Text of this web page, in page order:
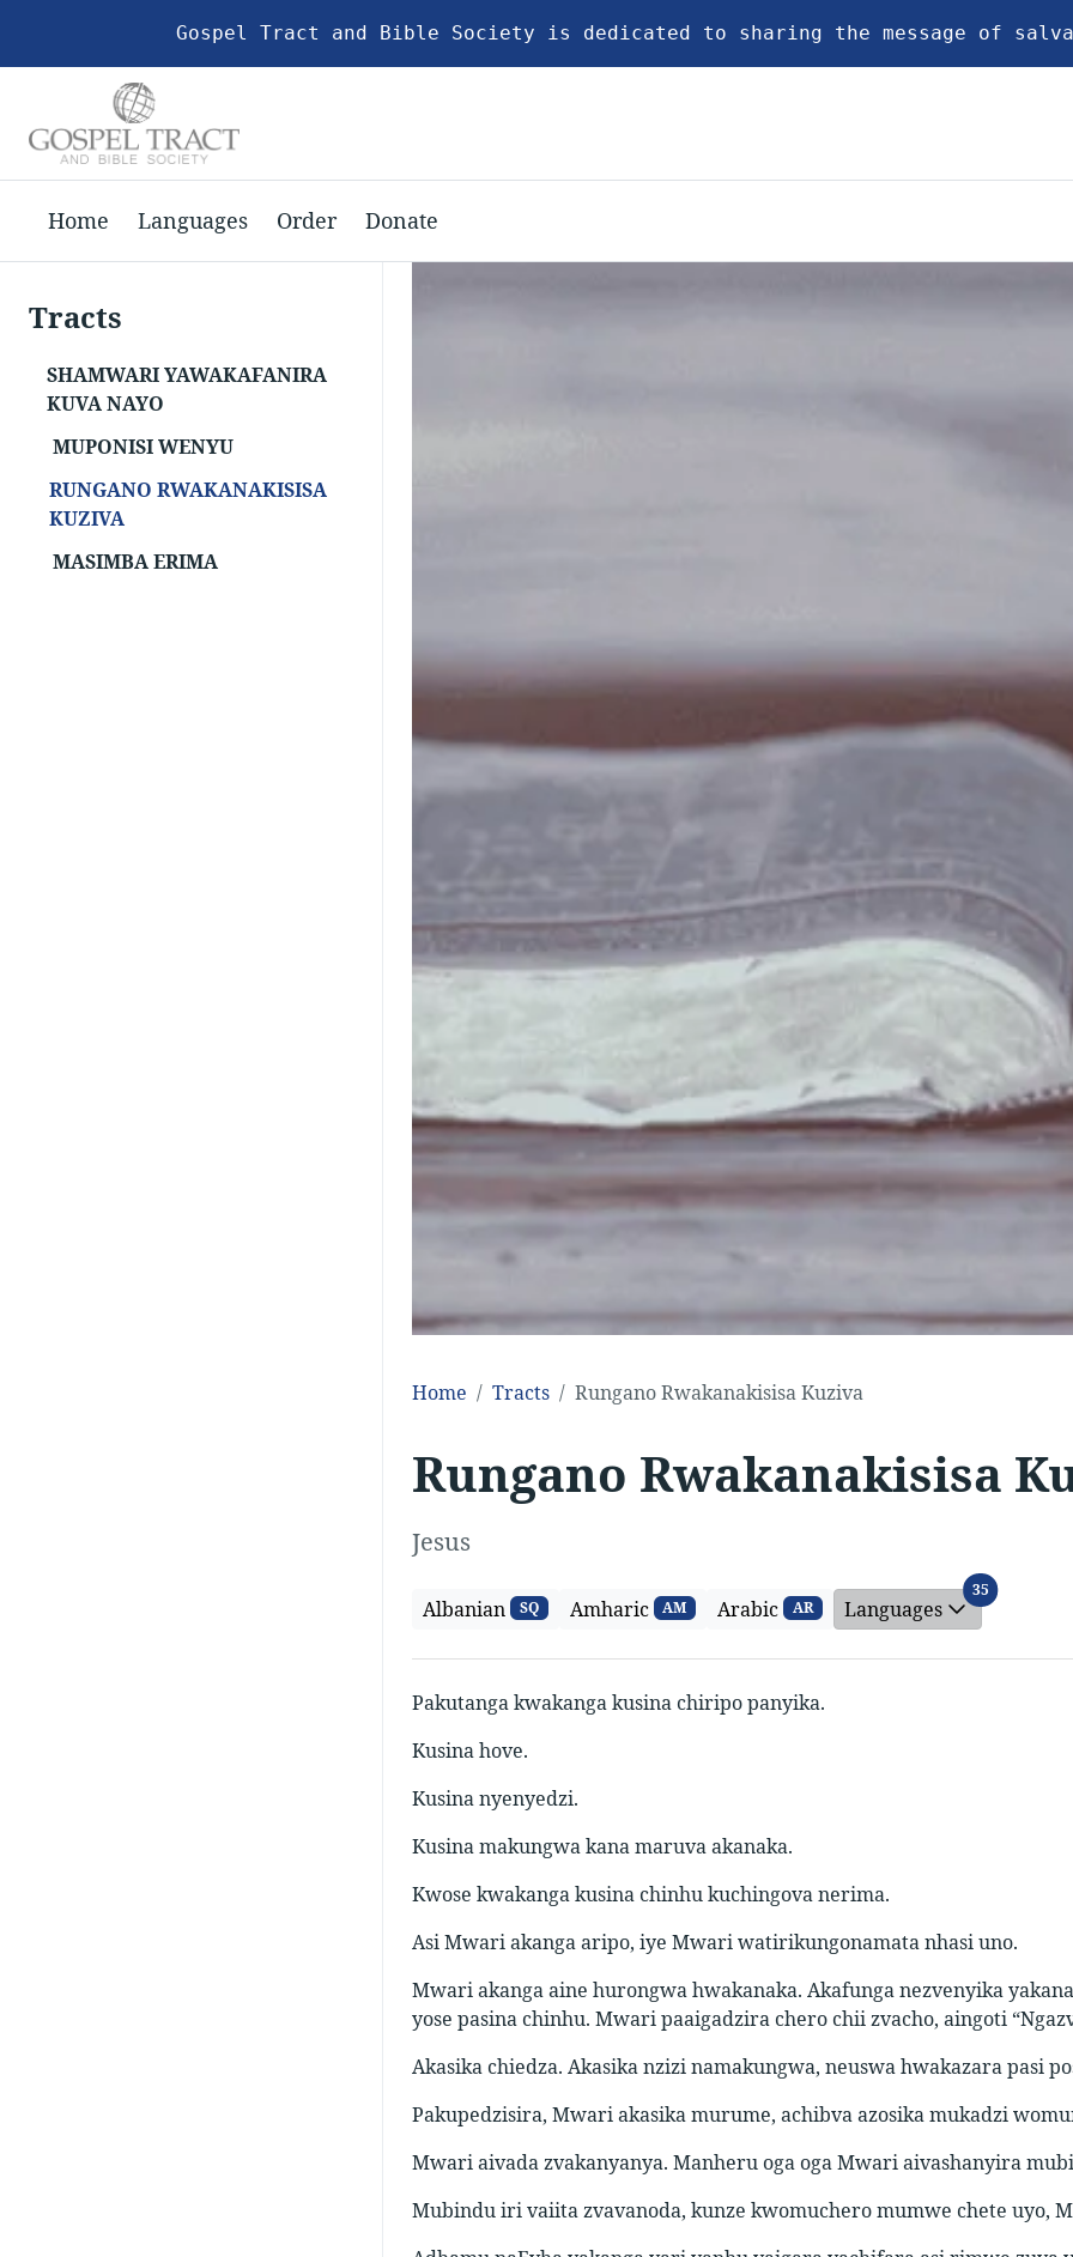
Gospel Tract and Bible Society is dedicated to sharing the message of
Home Languages Order Donate
Tracts
SHAMWARI YAWAKAFANIRA
KUVA NAYO
MUPONISI WENYU
RUNGANO RWAKANAKISISA
KUZIVA
MASIMBA ERIMA
Home Tracts Rungano Rwakanakisisa Kuziva
Rungano Rwakanakisisa
Jesus
Albanian SQ Amharic AM Arabic AR Languages
35Languages
Pakutanga kwakanga kusina chiripo panyika.
Kusina hove.
Kusina nyenyedzi.
Kusina makungwa kana maruva akanaka.
Kwose kwakanga kusina chinhu kuchingova nerima.
Asi Mwari akanga aripo, iye Mwari watirikungonamata nhasi uno.
Mwari akanga aine hurongwa hwakanaka. Akafunga nezvenyika
yose pasina chinhu. Mwari paaigadzira chero chii zvacho, aingoti
Akasika chiedza. Akasika nzizi namakungwa, neuswa hwakazara pasi
Pakupedzisira, Mwari akasika murume, achibva azosika mukadzi
Mwari aivada zvakanyanya. Manheru oga oga Mwari aivashanyira
Mubindu iri vaiita zvavanoda, kunze kwomuchero mumwe chete uyo,